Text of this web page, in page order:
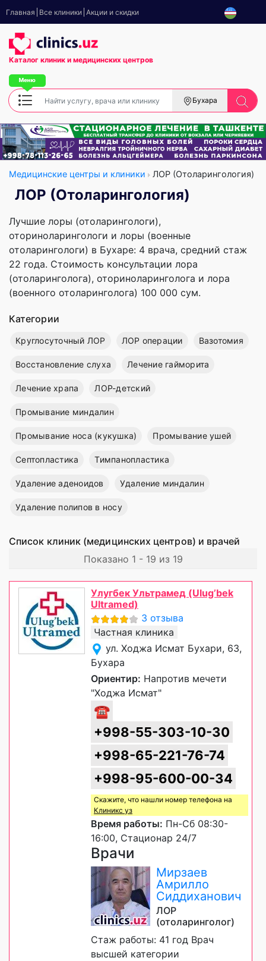
Главная Все клиники Акции и скидки
Каталог клиник и медицинских центров
Бухара
Медицинские центры и клиники ЛОР (Отоларингология)
ЛОР (Отоларингология)
Лучшие лоры (отоларингологи),
оториноларингологи и лоры (военные
отоларингологи) в Бухаре: 4 врача, cредний стаж
22 года. Стоимость консультации лора
(отоларинголога), оториноларинголога и лора
(военного отоларинголога) 100 000 сум.
Категории
Круглосуточный ЛОР ЛОР операции Вазотомия
Восстановление слуха Лечение гайморита
Лечение храпа ЛОР-детский
Промывание миндалин
Промывание носа (кукушка) Промывание ушей
Септопластика Тимпанопластика
Удаление аденоидов Удаление миндалин
Удаление полипов в носу
Список клиник (медицинских центров) и врачей
Показано 1 - 19 из 19
Улугбек Ультрамед (Ulug’bek
Ultramed)
3 отзыва
Частная клиника
ул. Ходжа Исмат Бухари, 63,
Бухара
Ориентир: Напротив мечети
"Ходжа Исмат"
☎
+998-55-303-10-30
+998-65-221-76-74
+998-95-600-00-34
Скажите, что нашли номер телефона на
Клиникс уз
Время работы: Пн-Сб 08:30-
16:00, Стационар 24/7
Врачи
Мирзаев
Амрилло
Сиддиханович
ЛОР
(отоларинголог)
Стаж работы: 41 год Врач
высшей категории